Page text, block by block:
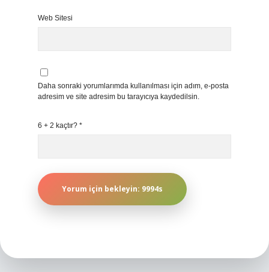
Web Sitesi
Daha sonraki yorumlarımda kullanılması için adım, e-posta
adresim ve site adresim bu tarayıcıya kaydedilsin.
6 + 2 kaçtır? *